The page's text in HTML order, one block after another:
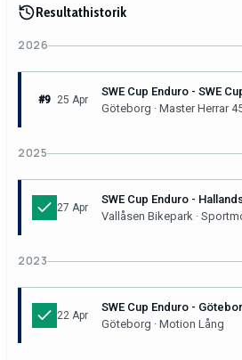
Resultathistorik
2026
#9 25 Apr
SWE Cup Enduro - SWE
Göteborg · Master Herrar
2025
27 Apr
SWE Cup Enduro -
Vallåsen Bikepark ·
2023
22 Apr
SWE Cup Enduro -
Göteborg · Motion Lång